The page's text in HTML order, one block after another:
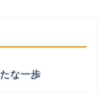
な一歩